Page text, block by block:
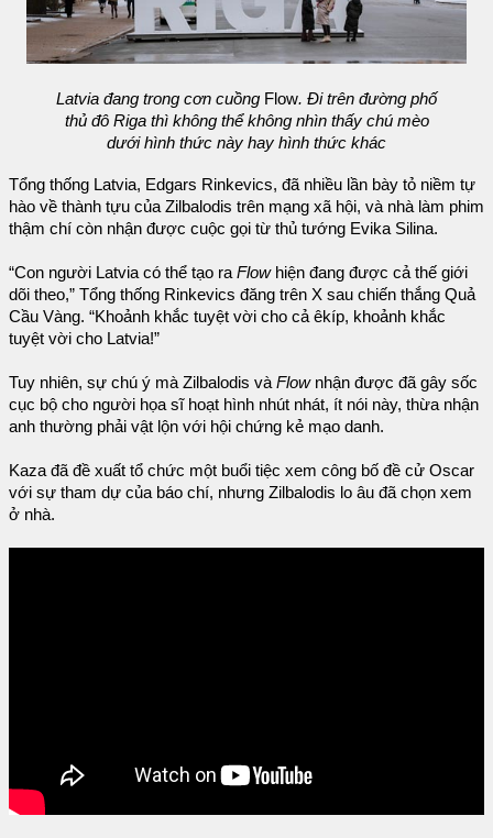
Latvia đang trong cơn cuồng Flow. Đi trên đường phố
thủ đô Riga thì không thể không nhìn thấy chú mèo
dưới hình thức này hay hình thức khác
Tổng thống Latvia, Edgars Rinkevics, đã nhiều lần bày tỏ niềm tự
hào về thành tựu của Zilbalodis trên mạng xã hội, và nhà làm phim
thậm chí còn nhận được cuộc gọi từ thủ tướng Evika Silina.
“Con người Latvia có thể tạo ra Flowhiện đang được cả thế giới
dõi theo,” Tổng thống Rinkevics đăng trên X sau chiến thắng Quả
Cầu Vàng. “Khoảnh khắc tuyệt vời cho cả êkíp, khoảnh khắc
tuyệt vời cho Latvia!”
Tuy nhiên, sự chú ý mà Zilbalodis và Flownhận được đã gây sốc
cục bộ cho người họa sĩ hoạt hình nhút nhát, ít nói này, thừa nhận
anh thường phải vật lộn với hội chứng kẻ mạo danh.
Kaza đã đề xuất tổ chức một buổi tiệc xem công bố đề cử Oscar
với sự tham dự của báo chí, nhưng Zilbalodis lo âu đã chọn xem
ở nhà.